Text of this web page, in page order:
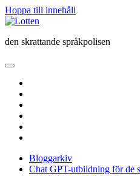
Hoppa till innehåll
Lotten
den skrattande språkpolisen
öppna
meny
Bloggarkiv
Chat GPT-utbildning för de